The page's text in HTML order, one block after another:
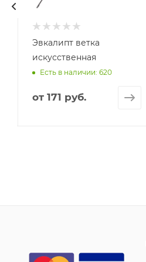
Эвкалипт ветка
искусственная
Есть в наличии: 620
от 171 руб.